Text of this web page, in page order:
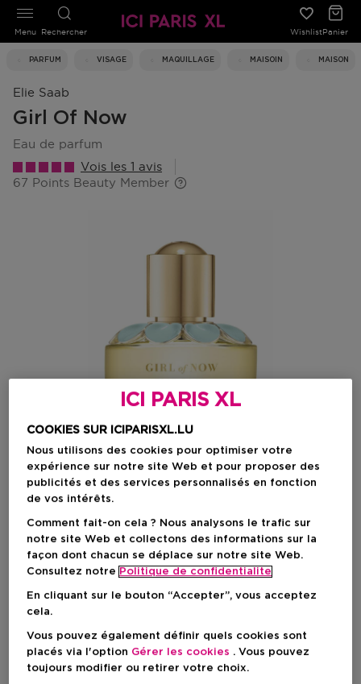
Rechercher WishlistPanier
PARFUM VISAGE MAQUILLAGE MAISOIN MAISON
Menu
Elie Saab
Girl Of Now
eau de parfum
Vois les 1 avis
67 Points Beauty Member
Choisissez votre format
30 ML
30 ML
Prix du produit Prix du produit
97,90 € 127,50 €
Prix du produit
67,50 €
ICI PARIS XL
COOKIES SUR ICIPARISXL.LU
Nous utilisons des cookies pour optimiser votre
expérience sur notre site Web et pour proposer des
publicités et des services personnalisés en fonction
de vos intérêts.
Comment fait-on cela ? Nous analysons le trafic sur
notre site Web et collectons des informations sur la
façon dont chacun se déplace sur notre site Web.
Consultez notre Politique de confidentialite
En cliquant sur le bouton “Accepter”, vous acceptez
cela.
Vous pouvez également définir quels cookies sont
placés via l'option Gérer les cookies . Vous pouvez
toujours modifier ou retirer votre choix.